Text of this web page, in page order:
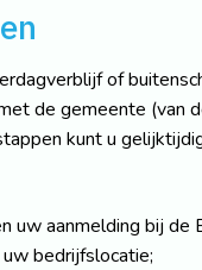
of
de gemeente (van
kunt u
uw aanmelding bij de
bedrijfslocatie;